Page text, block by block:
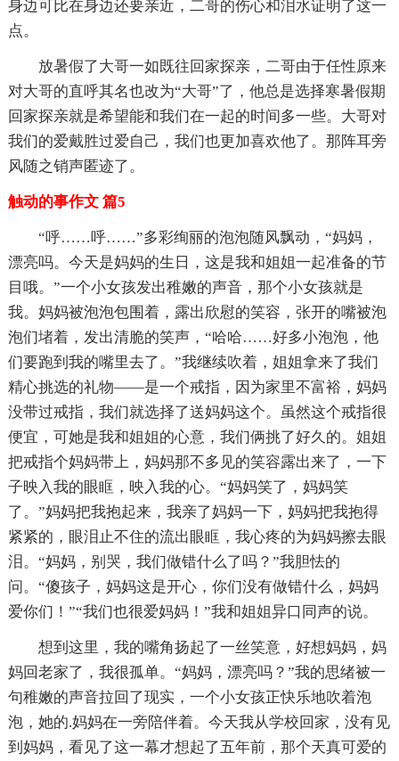
身边可比在身边还要亲近，二哥的伤心和泪水证明了这一
点。
放暑假了大哥一如既往回家探亲，二哥由于任性原来
对大哥的直呼其名也改为“大哥”了，他总是选择寒暑假期
回家探亲就是希望能和我们在一起的时间多一些。大哥对
我们的爱戴胜过爱自己，我们也更加喜欢他了。那阵耳旁
风随之销声匿迹了。
触动的事作文 篇5
“呼……呼……”多彩绚丽的泡泡随风飘动，“妈妈，
漂亮吗。今天是妈妈的生日，这是我和姐姐一起准备的节
目哦。”一个小女孩发出稚嫩的声音，那个小女孩就是
我。妈妈被泡泡包围着，露出欣慰的笑容，张开的嘴被泡
泡们堵着，发出清脆的笑声，“哈哈……好多小泡泡，他
们要跑到我的嘴里去了。”我继续吹着，姐姐拿来了我们
精心挑选的礼物——是一个戒指，因为家里不富裕，妈妈
没带过戒指，我们就选择了送妈妈这个。虽然这个戒指很
便宜，可她是我和姐姐的心意，我们俩挑了好久的。姐姐
把戒指个妈妈带上，妈妈那不多见的笑容露出来了，一下
子映入我的眼眶，映入我的心。“妈妈笑了，妈妈笑
了。”妈妈把我抱起来，我亲了妈妈一下，妈妈把我抱得
紧紧的，眼泪止不住的流出眼眶，我心疼的为妈妈擦去眼
泪。“妈妈，别哭，我们做错什么了吗？”我胆怯的
问。“傻孩子，妈妈这是开心，你们没有做错什么，妈妈
爱你们！”“我们也很爱妈妈！”我和姐姐异口同声的说。
想到这里，我的嘴角扬起了一丝笑意，好想妈妈，妈
妈回老家了，我很孤单。“妈妈，漂亮吗？”我的思绪被一
句稚嫩的声音拉回了现实，一个小女孩正快乐地吹着泡
泡，她的.妈妈在一旁陪伴着。今天我从学校回家，没有见
到妈妈，看见了这一幕才想起了五年前，那个天真可爱的